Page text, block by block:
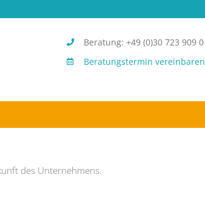
Beratung: +49 (0)30 723 909 0
Beratungstermin vereinbaren
des Unternehmens.